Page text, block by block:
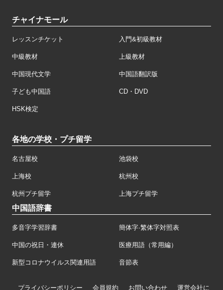
チャイナモール
レッスンチケット 入門&初級教材
中級教材 上級教材
中国現代文学 中国語翻訳版
子ども中国語 CD・DVD
HSK検定
各地の学校・プチ留学
名古屋校 池袋校
上海校 杭州校
杭州プチ留学 上海プチ留学
中国語辞書
多音字学習辞書 簡体字·繁体字対照表
中国の祝日・連休 医療用語（常用編）
新型コロナウイルス関連用語 音節表
プライバシーポリシー 会員規約 お問い合わせ 運営会社に